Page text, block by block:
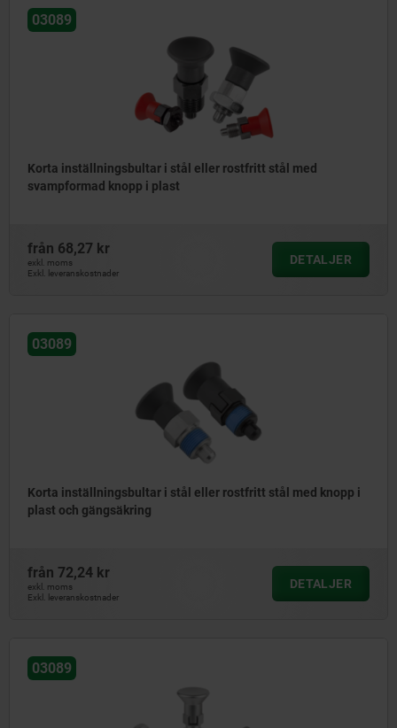
03089
Korta inställningsbultar i stål eller rostfritt stål med
svampformad knopp i plast
från 68,27 kr
exkl. moms
Exkl. leveranskostnader
DETALJER
03089
Korta inställningsbultar i stål eller rostfritt stål med knopp i
plast och gängsäkring
från 72,24 kr
exkl. moms
Exkl. leveranskostnader
DETALJER
03089